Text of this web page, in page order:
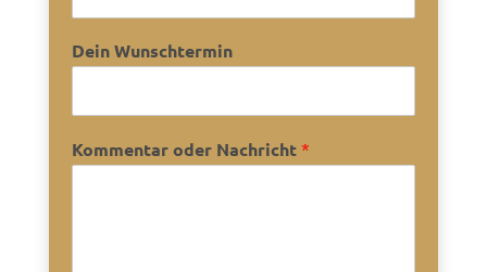
Dein Wunschtermin
Kommentar oder Nachricht *